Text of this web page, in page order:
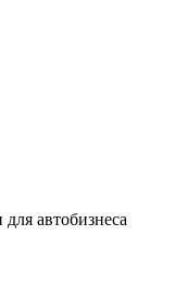
автобизнеса